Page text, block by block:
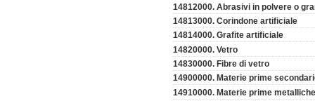
14812000. Abrasivi in polvere o
14813000. Corindone artificiale
14814000. Grafite artificiale
14820000. Vetro
14830000. Fibre di vetro
14900000. Materie prime
14910000. Materie prime